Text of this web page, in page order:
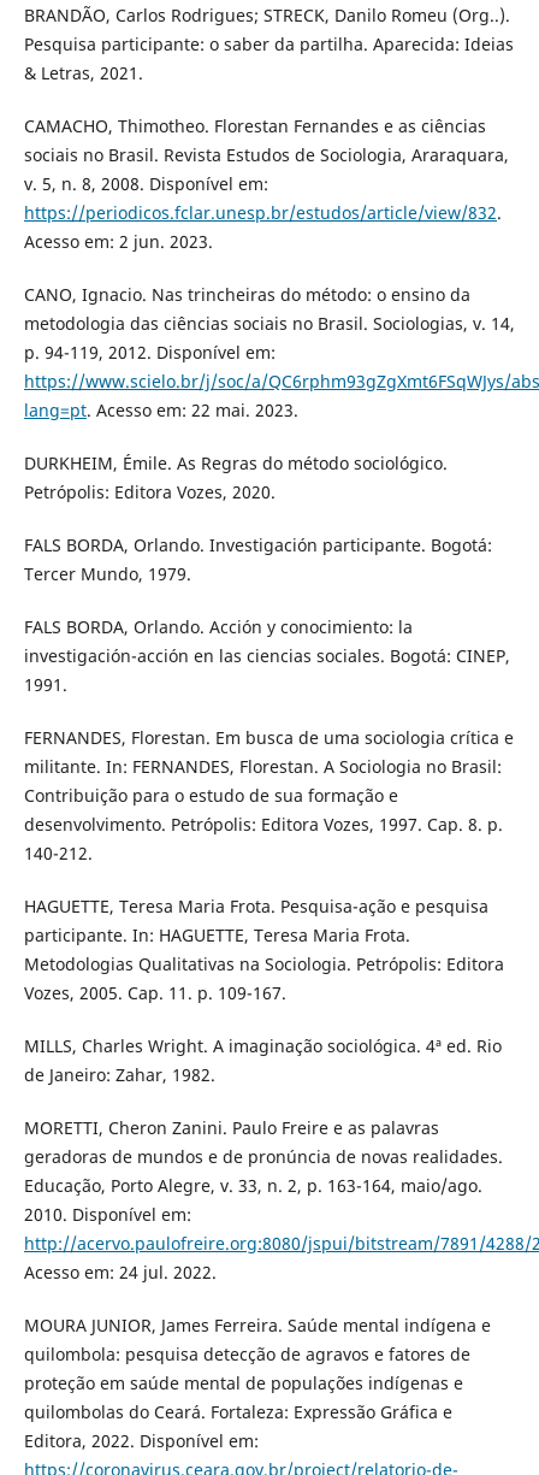
BRANDÃO, Carlos Rodrigues; STRECK, Danilo Romeu (Org..).
Pesquisa participante: o saber da partilha. Aparecida: Ideias
& Letras, 2021.
CAMACHO, Thimotheo. Florestan Fernandes e as ciências
sociais no Brasil. Revista Estudos de Sociologia, Araraquara,
v. 5, n. 8, 2008. Disponível em:
https://periodicos.fclar.unesp.br/estudos/article/view/832.
Acesso em: 2 jun. 2023.
CANO, Ignacio. Nas trincheiras do método: o ensino da
metodologia das ciências sociais no Brasil. Sociologias, v. 14,
p. 94-119, 2012. Disponível em:
https://www.scielo.br/j/soc/a/QC6rphm93gZgXmt6FSqWJys/
lang=pt. Acesso em: 22 mai. 2023.
DURKHEIM, Émile. As Regras do método sociológico.
Petrópolis: Editora Vozes, 2020.
FALS BORDA, Orlando. Investigación participante. Bogotá:
Tercer Mundo, 1979.
FALS BORDA, Orlando. Acción y conocimiento: la
investigación-acción en las ciencias sociales. Bogotá: CINEP,
1991.
FERNANDES, Florestan. Em busca de uma sociologia crítica e
militante. In: FERNANDES, Florestan. A Sociologia no Brasil:
Contribuição para o estudo de sua formação e
desenvolvimento. Petrópolis: Editora Vozes, 1997. Cap. 8. p.
140-212.
HAGUETTE, Teresa Maria Frota. Pesquisa-ação e pesquisa
participante. In: HAGUETTE, Teresa Maria Frota.
Metodologias Qualitativas na Sociologia. Petrópolis: Editora
Vozes, 2005. Cap. 11. p. 109-167.
MILLS, Charles Wright. A imaginação sociológica. 4ª ed. Rio
de Janeiro: Zahar, 1982.
MORETTI, Cheron Zanini. Paulo Freire e as palavras
geradoras de mundos e de pronúncia de novas realidades.
Educação, Porto Alegre, v. 33, n. 2, p. 163-164, maio/ago.
2010. Disponível em:
http://acervo.paulofreire.org:8080/jspui/bitstream/7891/4288/2/
Acesso em: 24 jul. 2022.
MOURA JUNIOR, James Ferreira. Saúde mental indígena e
quilombola: pesquisa detecção de agravos e fatores de
proteção em saúde mental de populações indígenas e
quilombolas do Ceará. Fortaleza: Expressão Gráfica e
Editora, 2022. Disponível em:
https://coronavirus.ceara.gov.br/project/relatorio-de-